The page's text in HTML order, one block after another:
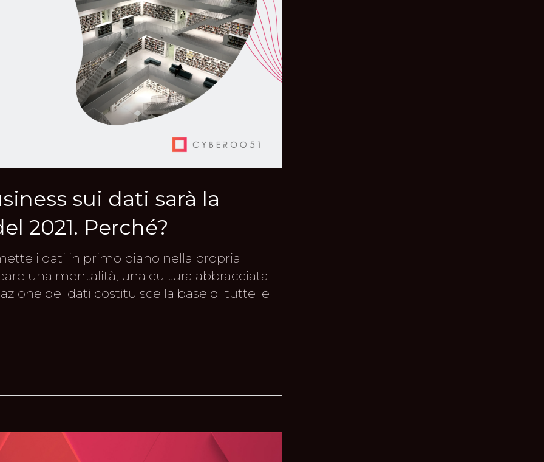
sui dati sarà la
2021. Perché?
i dati in primo piano nella propria
una mentalità, una cultura abbracciata
dei dati costituisce la base di tutte le